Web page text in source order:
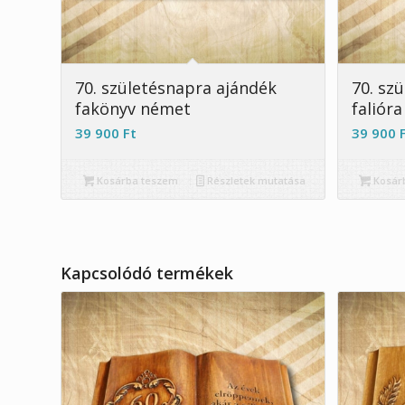
5.00
70. születésnapra ajándék
fakönyv német
39 900 Ft
Kosárba teszem Részletek mutatása
70.
falióra
39 900
Kapcsolódó termékek